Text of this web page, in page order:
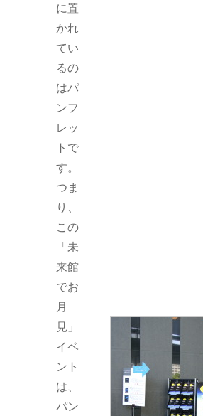
に置
かれ
てい
るの
はパ
ンフ
レッ
トで
す。
つま
り、
この
「未
来館
でお
月
見」
イベ
ント
は、
パン